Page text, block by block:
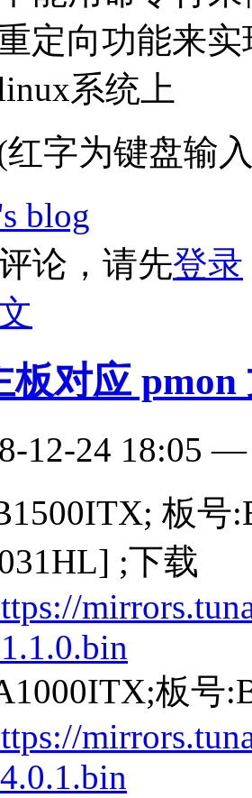
定向功能来
系统上
字为键盘输
blog
论，请先登录
板对应 pmon
12-24 18:05
板
;下载
板号